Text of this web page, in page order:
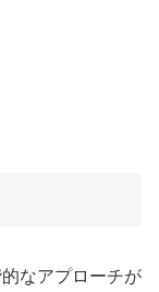
なアプローチが